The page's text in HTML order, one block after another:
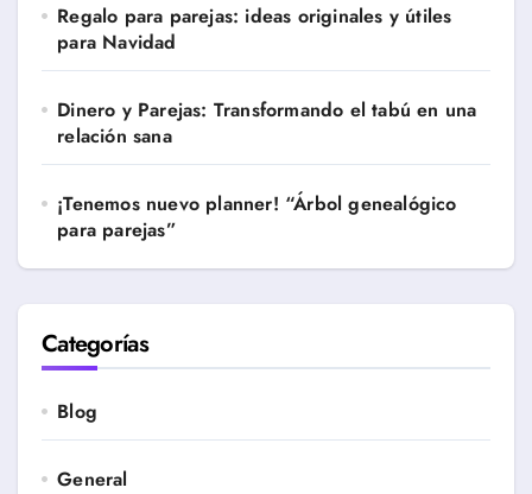
Regalo para parejas: ideas originales y útiles
para Navidad
Dinero y Parejas: Transformando el tabú en una
relación sana
¡Tenemos nuevo planner! “Árbol genealógico
para parejas”
Categorías
Blog
General